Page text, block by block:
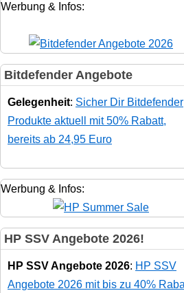
Werbung & Infos:
Bitdefender Angebote
Gelegenheit: Sicher Dir Bitdefender
Produkte aktuell mit 50% Rabatt,
bereits ab 24,95 Euro
Werbung & Infos:
HP SSV Angebote 2026!
HP SSV Angebote 2026: HP SSV
Angebote 2026 mit bis zu 40%